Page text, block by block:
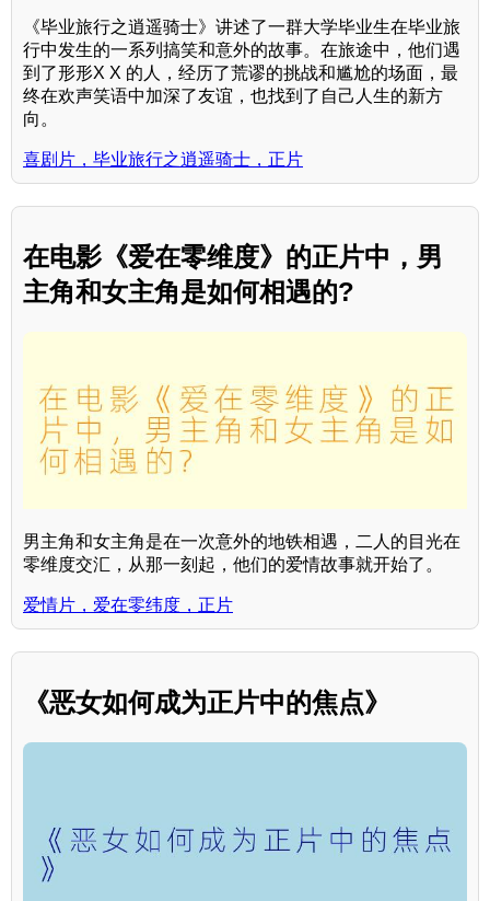
《毕业旅行之逍遥骑士》讲述了一群大学毕业生在毕业旅
行中发生的一系列搞笑和意外的故事。在旅途中，他们遇
到了形形X X 的人，经历了荒谬的挑战和尴尬的场面，最
终在欢声笑语中加深了友谊，也找到了自己人生的新方
向。
喜剧片，毕业旅行之逍遥骑士，正片
在电影《爱在零维度》的正片中，男
主角和女主角是如何相遇的?
男主角和女主角是在一次意外的地铁相遇，二人的目光在
零维度交汇，从那一刻起，他们的爱情故事就开始了。
爱情片，爱在零纬度，正片
《恶女如何成为正片中的焦点》